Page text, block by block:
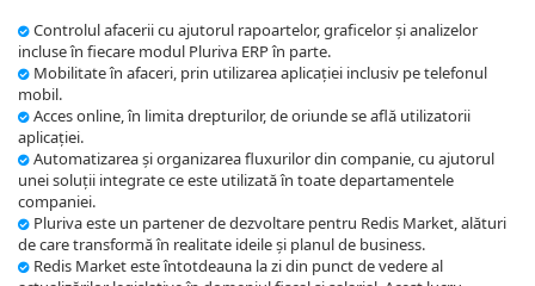
Controlul afacerii cu ajutorul rapoartelor, graficelor și analizelor
incluse în fiecare modul Pluriva ERP în parte.
Mobilitate în afaceri, prin utilizarea aplicației inclusiv pe telefonul
mobil.
Acces online, în limita drepturilor, de oriunde se află utilizatorii
aplicației.
Automatizarea și organizarea fluxurilor din companie, cu ajutorul
unei soluții integrate ce este utilizată în toate departamentele
companiei.
Pluriva este un partener de dezvoltare pentru Redis Market, alături
de care transformă în realitate ideile și planul de business.
Redis Market este întotdeauna la zi din punct de vedere al